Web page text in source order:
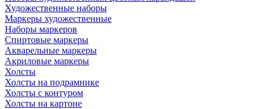
Художественные наборы
Маркеры художественные
Наборы маркеров
Спиртовые маркеры
Акварельные маркеры
Акриловые маркеры
Холсты
Холсты на подрамнике
Холсты с контуром
Холсты на картоне